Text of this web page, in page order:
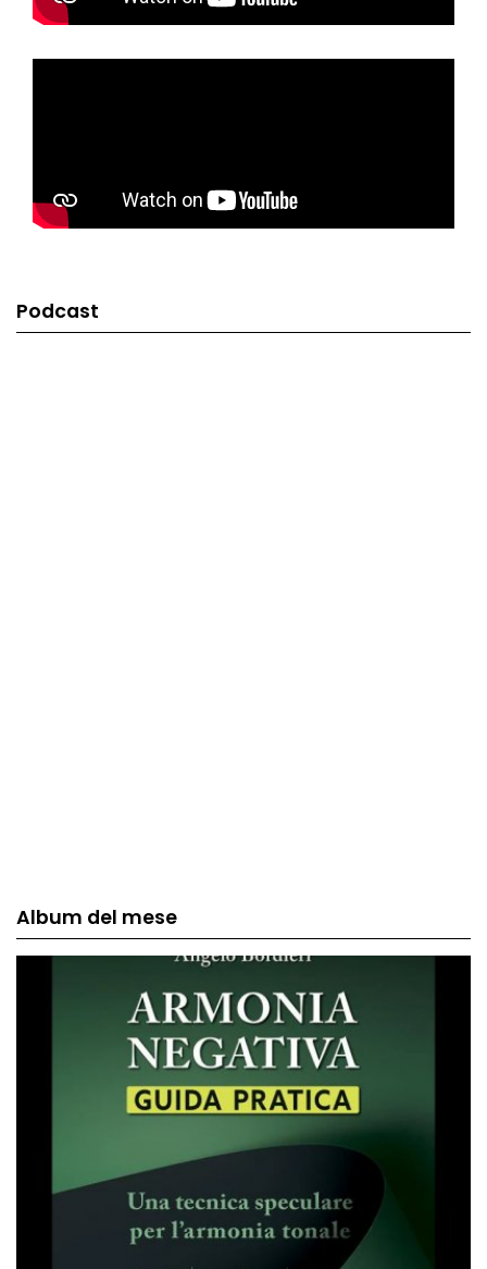
Podcast
Album del mese